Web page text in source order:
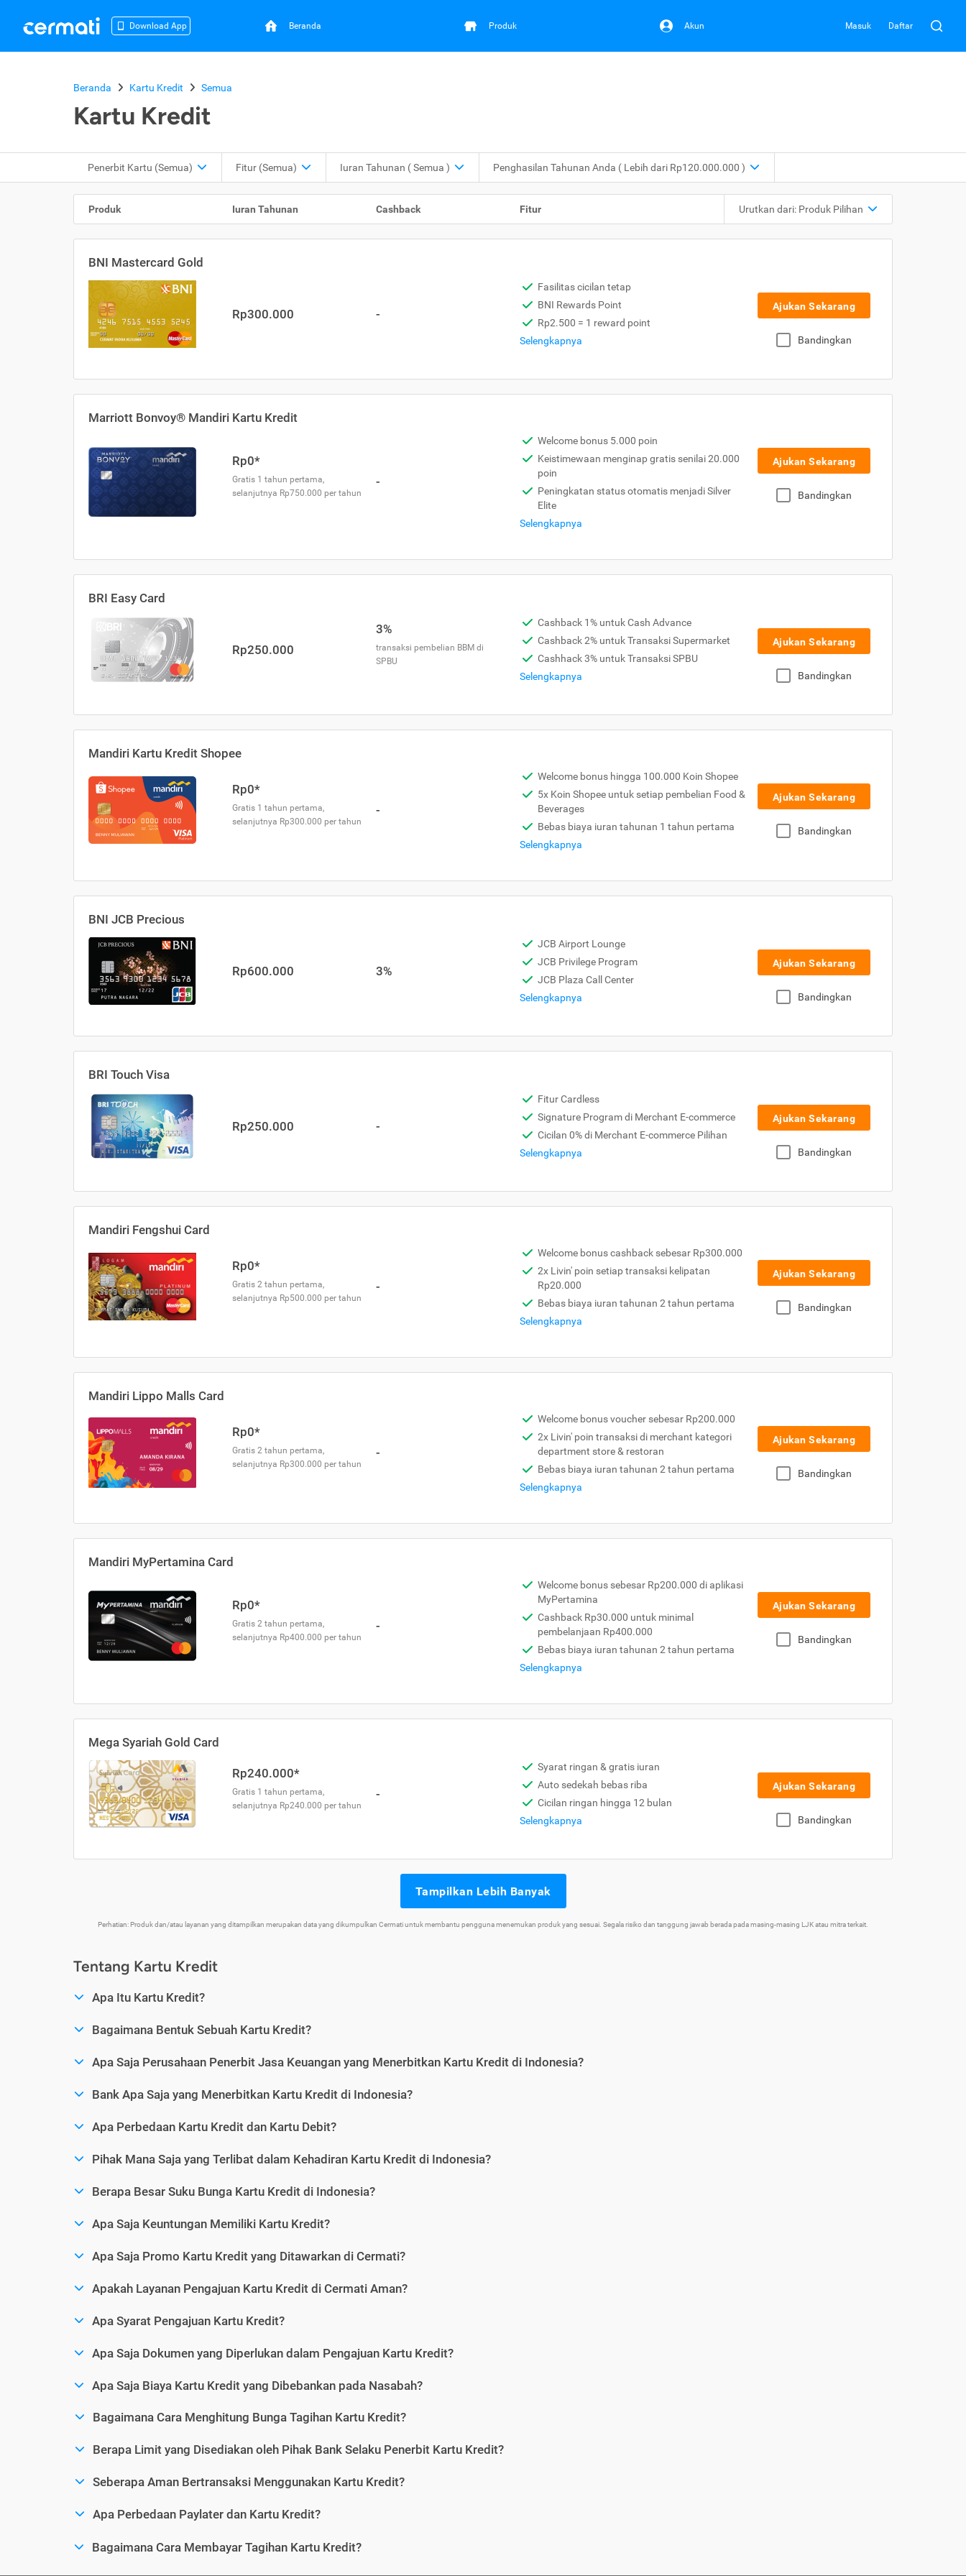
Download App Beranda Produk Akun Masuk Daftar
Beranda Kartu Kredit Semua
Kartu Kredit
Penerbit Kartu (Semua) Fitur (Semua) Iuran Tahunan ( Semua ) Penghasilan Tahunan Anda ( Lebih dari Rp120.000.000 )
Produk Iuran Tahunan Cashback Fitur Urutkan dari: Produk Pilihan
BNI Mastercard Gold
Rp300.000 -
Fasilitas cicilan tetap
BNI Rewards Point
Rp2.500 = 1 reward point
Selengkapnya
Ajukan Sekarang
Bandingkan
Marriott Bonvoy® Mandiri Kartu Kredit
Rp0*
Gratis 1 tahun pertama,
selanjutnya Rp750.000 per tahun
-
Welcome bonus 5.000 poin
Keistimewaan menginap gratis senilai 20.000
poin
Peningkatan status otomatis menjadi Silver
Elite
Selengkapnya
Ajukan Sekarang
Bandingkan
BRI Easy Card
Rp250.000
3%
transaksi pembelian BBM di
SPBU
Cashback 1% untuk Cash Advance
Cashback 2% untuk Transaksi Supermarket
Cashhack 3% untuk Transaksi SPBU
Selengkapnya
Ajukan Sekarang
Bandingkan
Mandiri Kartu Kredit Shopee
Rp0*
Gratis 1 tahun pertama,
selanjutnya Rp300.000 per tahun
-
Welcome bonus hingga 100.000 Koin Shopee
5x Koin Shopee untuk setiap pembelian Food &
Beverages
Bebas biaya iuran tahunan 1 tahun pertama
Selengkapnya
Ajukan Sekarang
Bandingkan
BNI JCB Precious
Rp600.000 3%
JCB Airport Lounge
JCB Privilege Program
JCB Plaza Call Center
Selengkapnya
Ajukan Sekarang
Bandingkan
BRI Touch Visa
Rp250.000 -
Fitur Cardless
Signature Program di Merchant E-commerce
Cicilan 0% di Merchant E-commerce Pilihan
Selengkapnya
Ajukan Sekarang
Bandingkan
Mandiri Fengshui Card
Rp0*
Gratis 2 tahun pertama,
selanjutnya Rp500.000 per tahun
-
Welcome bonus cashback sebesar Rp300.000
2x Livin' poin setiap transaksi kelipatan
Rp20.000
Bebas biaya iuran tahunan 2 tahun pertama
Selengkapnya
Ajukan Sekarang
Bandingkan
Mandiri Lippo Malls Card
Rp0*
Gratis 2 tahun pertama,
selanjutnya Rp300.000 per tahun
-
Welcome bonus voucher sebesar Rp200.000
2x Livin' poin transaksi di merchant kategori
department store & restoran
Bebas biaya iuran tahunan 2 tahun pertama
Selengkapnya
Ajukan Sekarang
Bandingkan
Mandiri MyPertamina Card
Rp0*
Gratis 2 tahun pertama,
selanjutnya Rp400.000 per tahun
-
Welcome bonus sebesar Rp200.000 di aplikasi
MyPertamina
Cashback Rp30.000 untuk minimal
pembelanjaan Rp400.000
Bebas biaya iuran tahunan 2 tahun pertama
Selengkapnya
Ajukan Sekarang
Bandingkan
Mega Syariah Gold Card
Rp240.000*
Gratis 1 tahun pertama,
selanjutnya Rp240.000 per tahun
-
Syarat ringan & gratis iuran
Auto sedekah bebas riba
Cicilan ringan hingga 12 bulan
Selengkapnya
Ajukan Sekarang
Bandingkan
Tampilkan Lebih Banyak
Perhatian: Produk dan/atau layanan yang ditampilkan merupakan data yang dikumpulkan Cermati untuk membantu pengguna menemukan produk yang sesuai. Segala risiko dan tanggung jawab berada pada masing-masing LJK atau mitra terkait.
Tentang Kartu Kredit
Apa Itu Kartu Kredit?
Bagaimana Bentuk Sebuah Kartu Kredit?
Apa Saja Perusahaan Penerbit Jasa Keuangan yang Menerbitkan Kartu Kredit di Indonesia?
Bank Apa Saja yang Menerbitkan Kartu Kredit di Indonesia?
Apa Perbedaan Kartu Kredit dan Kartu Debit?
Pihak Mana Saja yang Terlibat dalam Kehadiran Kartu Kredit di Indonesia?
Berapa Besar Suku Bunga Kartu Kredit di Indonesia?
Apa Saja Keuntungan Memiliki Kartu Kredit?
Apa Saja Promo Kartu Kredit yang Ditawarkan di Cermati?
Apakah Layanan Pengajuan Kartu Kredit di Cermati Aman?
Apa Syarat Pengajuan Kartu Kredit?
Apa Saja Dokumen yang Diperlukan dalam Pengajuan Kartu Kredit?
Apa Saja Biaya Kartu Kredit yang Dibebankan pada Nasabah?
Bagaimana Cara Menghitung Bunga Tagihan Kartu Kredit?
Berapa Limit yang Disediakan oleh Pihak Bank Selaku Penerbit Kartu Kredit?
Seberapa Aman Bertransaksi Menggunakan Kartu Kredit?
Apa Perbedaan Paylater dan Kartu Kredit?
Bagaimana Cara Membayar Tagihan Kartu Kredit?